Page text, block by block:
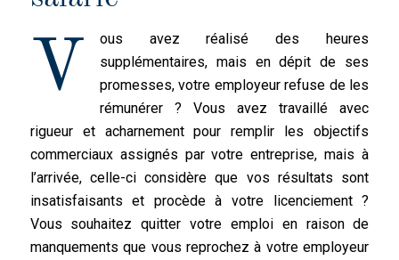
V
ous avez réalisé des heures
supplémentaires, mais en dépit de ses
promesses, votre employeur refuse de les
rémunérer ? Vous avez travaillé avec
rigueur et acharnement pour remplir les objectifs
commerciaux assignés par votre entreprise, mais à
l’arrivée, celle-ci considère que vos résultats sont
insatisfaisants et procède à votre licenciement ?
Vous souhaitez quitter votre emploi en raison de
manquements que vous reprochez à votre employeur